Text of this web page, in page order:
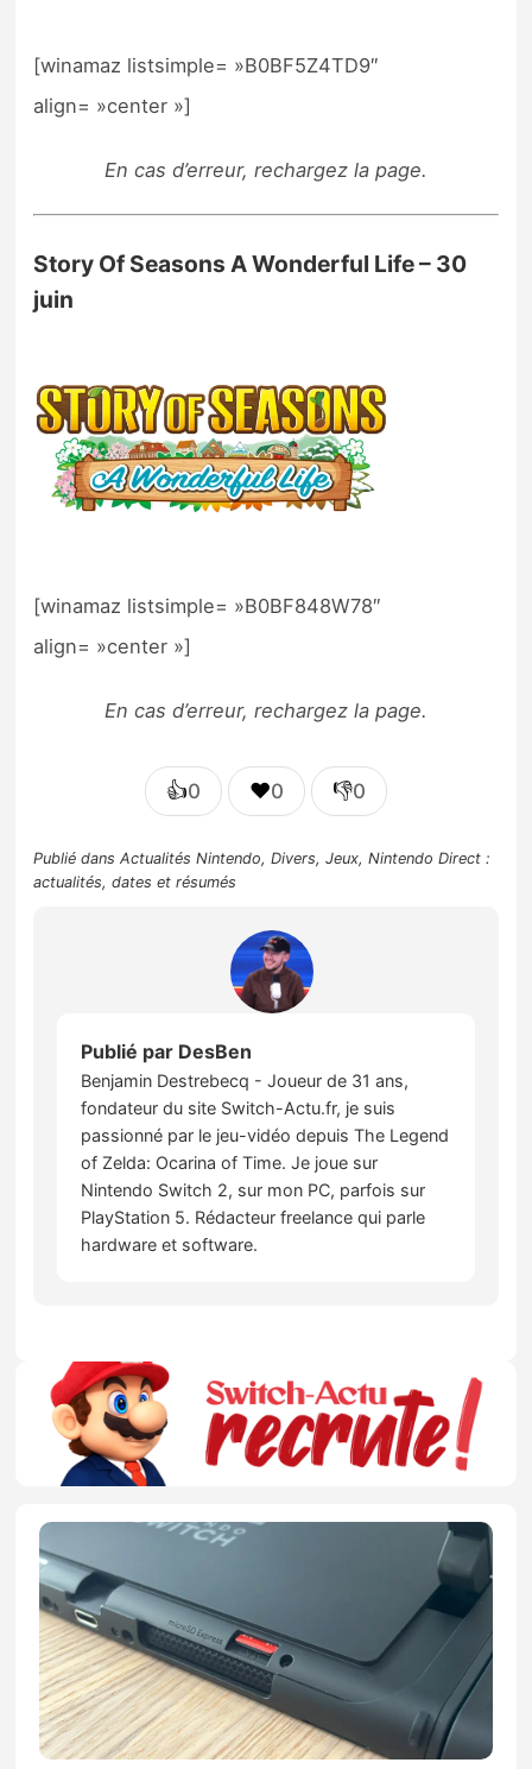
[winamaz listsimple= »B0BF5Z4TD9″
align= »center »]
En cas d’erreur, rechargez la page.
Story Of Seasons A Wonderful Life – 30
juin
[winamaz listsimple= »B0BF848W78″
align= »center »]
En cas d’erreur, rechargez la page.
👍0 ❤️0 👎0
Publié dansActualités Nintendo,Divers,Jeux,Nintendo Direct :
actualités, dates et résumés
Publié par DesBen
Benjamin Destrebecq - Joueur de 31 ans,
fondateur du site Switch-Actu.fr, je suis
passionné par le jeu-vidéo depuis The Legend
of Zelda: Ocarina of Time. Je joue sur
Nintendo Switch 2, sur mon PC, parfois sur
PlayStation 5. Rédacteur freelance qui parle
hardware et software.